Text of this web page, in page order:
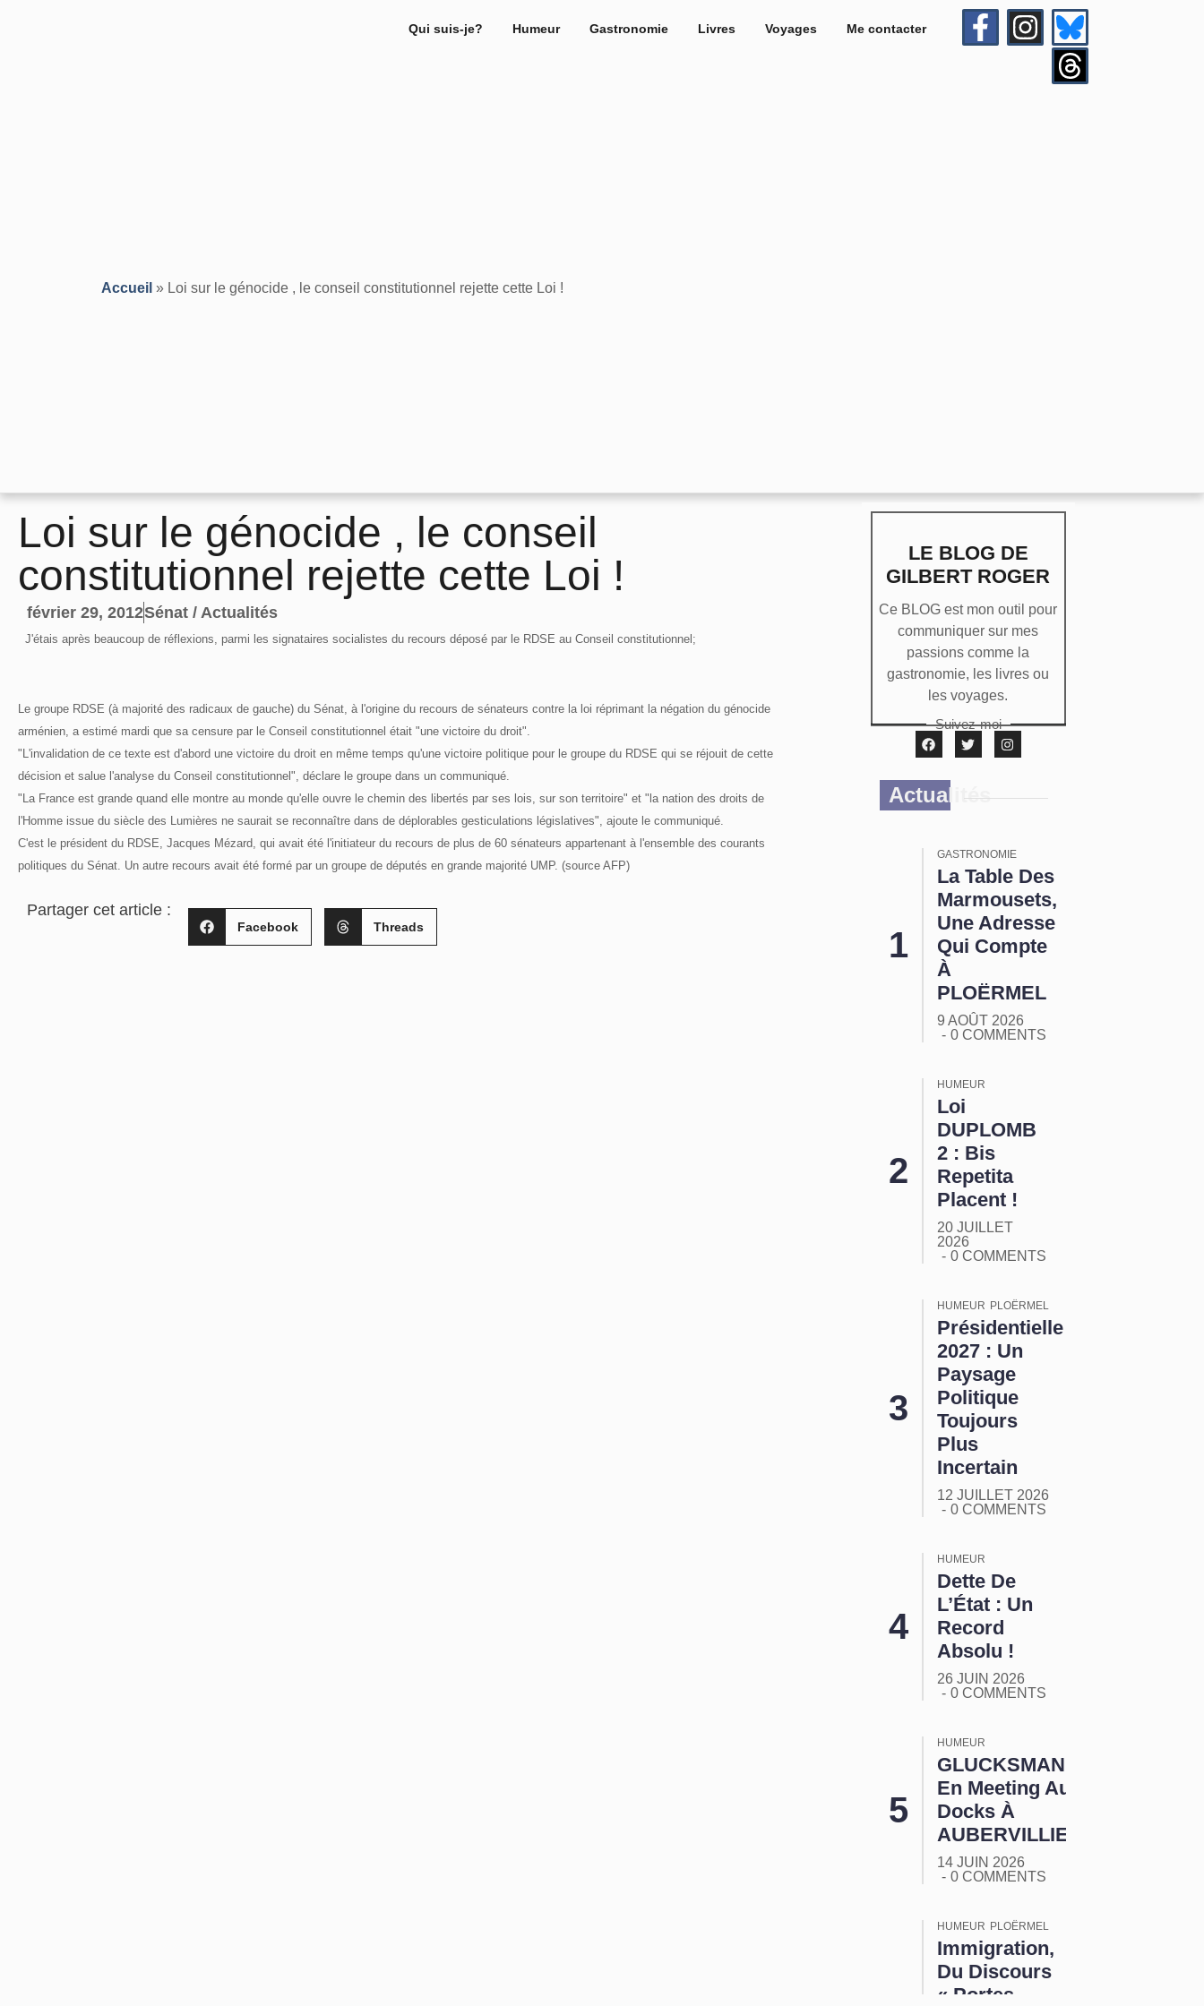
Qui suis-je? Humeur Gastronomie Livres Voyages Me contacter
Accueil » Loi sur le génocide , le conseil constitutionnel rejette cette Loi !
Loi sur le génocide , le conseil
constitutionnel rejette cette Loi !
février 29, 2012Sénat / Actualités
J'étais après beaucoup de réflexions, parmi les signataires socialistes du recours déposé par le RDSE au Conseil constitutionnel;
Le groupe RDSE (à majorité des radicaux de gauche) du Sénat, à l'origine du recours de sénateurs contre la loi réprimant la négation du génocide
arménien, a estimé mardi que sa censure par le Conseil constitutionnel était "une victoire du droit".
"L'invalidation de ce texte est d'abord une victoire du droit en même temps qu'une victoire politique pour le groupe du RDSE qui se réjouit de cette
décision et salue l'analyse du Conseil constitutionnel", déclare le groupe dans un communiqué.
"La France est grande quand elle montre au monde qu'elle ouvre le chemin des libertés par ses lois, sur son territoire" et "la nation des droits de
l'Homme issue du siècle des Lumières ne saurait se reconnaître dans de déplorables gesticulations législatives", ajoute le communiqué.
C'est le président du RDSE, Jacques Mézard, qui avait été l'initiateur du recours de plus de 60 sénateurs appartenant à l'ensemble des courants
politiques du Sénat. Un autre recours avait été formé par un groupe de députés en grande majorité UMP. (source AFP)
Partager cet article :
Facebook Threads
LE BLOG DE
GILBERT ROGER
Ce BLOG est mon outil pour
communiquer sur mes
passions comme la
gastronomie, les livres ou
les voyages.
Suivez-moi
Actualités
GASTRONOMIE
La Table Des
Marmousets,
Une Adresse
Qui Compte
À
PLOËRMEL
9 AOÛT 2026
0 COMMENTS
HUMEUR
Loi
DUPLOMB
2 : Bis
Repetita
Placent !
20 JUILLET
2026
0 COMMENTS
HUMEUR PLOËRMEL
Présidentielle
2027 : Un
Paysage
Politique
Toujours
Plus
Incertain
12 JUILLET 2026
0 COMMENTS
HUMEUR
Dette De
L’État : Un
Record
Absolu !
26 JUIN 2026
0 COMMENTS
HUMEUR
GLUCKSMANN
En Meeting Aux
Docks À
AUBERVILLIERS
14 JUIN 2026
0 COMMENTS
HUMEUR PLOËRMEL
Immigration,
Du Discours
« Portes